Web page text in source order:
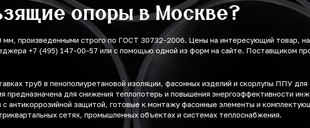
опоры в Москве?
произведенными строго по ГОСТ 30732-2006. Цены на интересующий товар,
+7 (495) 147-00-57 или с помощью одной из форм на сайте. Поставщиком
труб в пенополиуретановой изоляции, фасонных изделий и скорлупы ППУ
для снижения теплопотерь и повышения энергоэффективности
антикоррозийной защитой, готовые к монтажу фасонные элементы и
сетях, промышленных объектах и системах теплоснабжения.